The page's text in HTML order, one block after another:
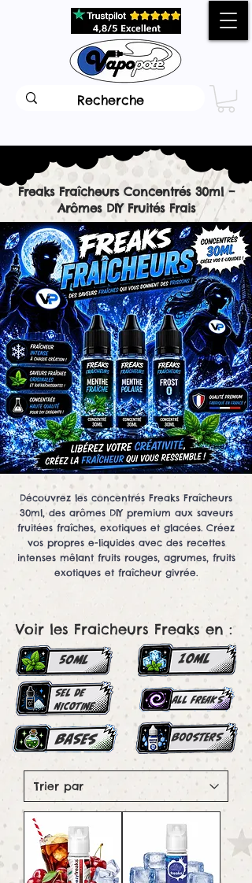
Freaks Fraîcheurs Concentrés 30ml –
Arômes DIY Fruités Frais
Découvrez les concentrés Freaks Fraîcheurs
30ml, des arômes DIY premium aux saveurs
fruitées fraîches, exotiques et glacées. Créez
vos propres e-liquides avec des recettes
intenses mêlant fruits rouges, agrumes, fruits
exotiques et fraîcheur givrée.
Voir les Fraicheurs Freaks en :
50ml
bases
SEL DE
NICOTINE
10ml
all Freaks
boosters